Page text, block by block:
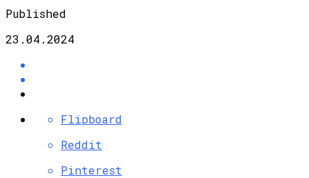
Published
23.04.2024
Flipboard
Reddit
Pinterest